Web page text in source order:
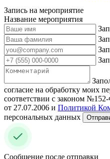
Запись на мероприятие
Название мероприятия
согласие на обработку моих
соответствии с законом
от 27.07.2006 и Политикой
персональных данных
Сообщение после отправки